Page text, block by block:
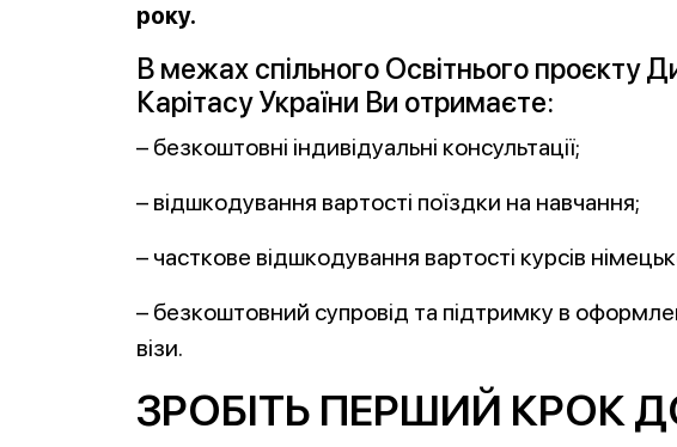
року.
В межах спільного Освітнього проєкту
Карітасу України Ви отримаєте:
– безкоштовні індивідуальні консультації;
– відшкодування вартості поїздки на навчання;
– часткове відшкодування вартості курсів
– безкоштовний супровід та підтримку в
візи.
ЗРОБІТЬ ПЕРШИЙ КРОК